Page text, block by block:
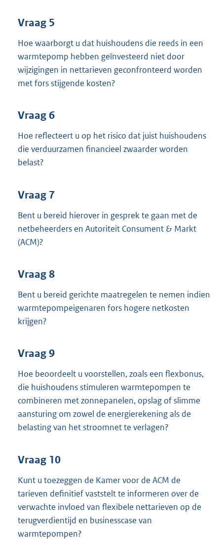
Vraag 5
Hoe waarborgt u dat huishoudens die reeds in een
warmtepomp hebben geïnvesteerd niet door
wijzigingen in nettarieven geconfronteerd worden
met fors stijgende kosten?
Vraag 6
Hoe reflecteert u op het risico dat juist huishoudens
die verduurzamen financieel zwaarder worden
belast?
Vraag 7
Bent u bereid hierover in gesprek te gaan met de
netbeheerders en Autoriteit Consument & Markt
(ACM)?
Vraag 8
Bent u bereid gerichte maatregelen te nemen indien
warmtepompeigenaren fors hogere netkosten
krijgen?
Vraag 9
Hoe beoordeelt u voorstellen, zoals een flexbonus,
die huishoudens stimuleren warmtepompen te
combineren met zonnepanelen, opslag of slimme
aansturing om zowel de energierekening als de
belasting van het stroomnet te verlagen?
Vraag 10
Kunt u toezeggen de Kamer voor de ACM de
tarieven definitief vaststelt te informeren over de
verwachte invloed van flexibele nettarieven op de
terugverdientijd en businesscase van
warmtepompen?